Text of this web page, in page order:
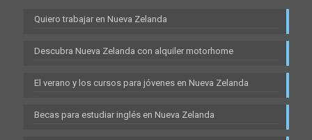
Quiero trabajar en Nueva Zelanda
Descubra Nueva Zelanda con alquiler motorhome
El verano y los cursos para jóvenes en Nueva Zelanda
Becas para estudiar inglés en Nueva Zelanda